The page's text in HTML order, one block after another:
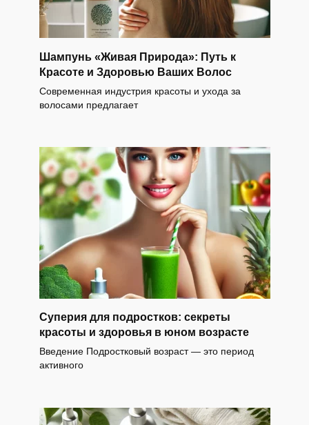
Шампунь «Живая Природа»: Путь к
Красоте и Здоровью Ваших Волос
Современная индустрия красоты и ухода за
волосами предлагает
Суперия для подростков: секреты
красоты и здоровья в юном возрасте
Введение Подростковый возраст — это период
активного